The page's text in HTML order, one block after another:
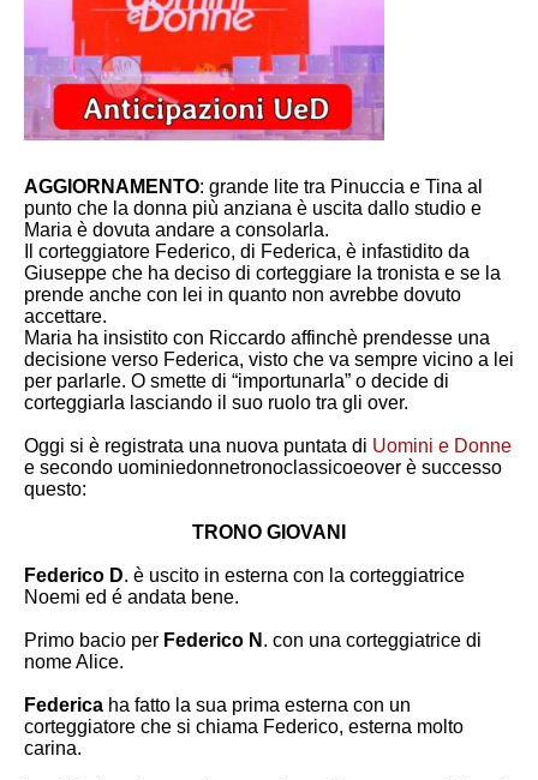
AGGIORNAMENTO: grande lite tra Pinuccia e Tina al
punto che la donna più anziana è uscita dallo studio e
Maria è dovuta andare a consolarla.
Il corteggiatore Federico, di Federica, è infastidito da
Giuseppe che ha deciso di corteggiare la tronista e se la
prende anche con lei in quanto non avrebbe dovuto
accettare.
Maria ha insistito con Riccardo affinchè prendesse una
decisione verso Federica, visto che va sempre vicino a lei
per parlarle. O smette di “importunarla” o decide di
corteggiarla lasciando il suo ruolo tra gli over.
Oggi si è registrata una nuova puntata di Uomini e Donne
e secondo uominiedonnetronoclassicoeover è successo
questo:
TRONO GIOVANI
Federico D. è uscito in esterna con la corteggiatrice
Noemi ed é andata bene.
Primo bacio per Federico N . con una corteggiatrice di
nomeAlice.
Federica ha fatto la sua prima esterna con un
corteggiatore che si chiama Federico, esterna molto
carina.